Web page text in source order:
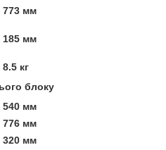
773 мм
185 мм
8.5 кг
блоку
540 мм
776 мм
320 мм